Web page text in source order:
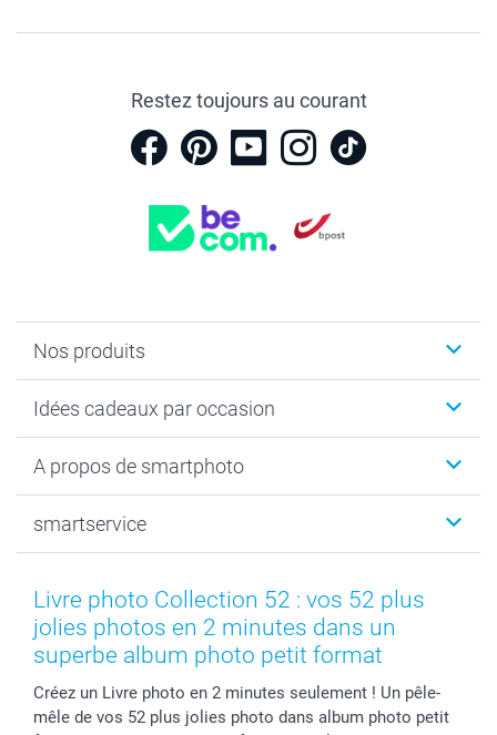
Restez toujours au courant
Nos produits
Cadeaux photo
Tirage photo & agrandissement
MyNameBook
Stickers & Etiquettes
Cadres photo, accessoires déco & bonbons
Calendrier photos & Agendas photo
Idées cadeaux par occasion
Anniversaire
Fin d'études
Naissance & baptême
Fête des Pères
Toussaint
Communion
A propos de smartphoto
Durabilité
Conditions
Droit de rétraction
Plaintes
Vie privée
smartservice
smartgarantie
smartbonus
smartfriends
Modes de livraison
Livre photo Collection 52 : vos 52 plus
jolies photos en 2 minutes dans un
superbe album photo petit format
Créez un Livre photo en 2 minutes seulement ! Un pêle-
mêle de vos 52 plus jolies photo dans album photo petit